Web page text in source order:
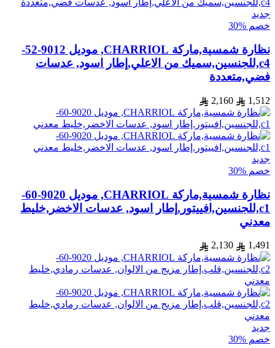
جديد
خصم %30
نظارة شمسية,ماركة CHARRIOL, موديل 9012-52-
c4,للجنسين,سميك من الاعلي,إطار اسود, عدسات
فضي,متعددة
1,512
2,160
جديد
خصم %30
نظارة شمسية,ماركة CHARRIOL, موديل 9020-60-
c1,للجنسين,افييتور,إطار اسود, عدسات الاخضر,خليط
معدني
1,491
2,130
جديد
خصم %30